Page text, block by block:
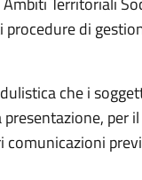
procedure di
che i
per
comunicazioni